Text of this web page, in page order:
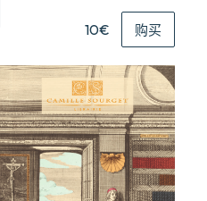
10€ 购买